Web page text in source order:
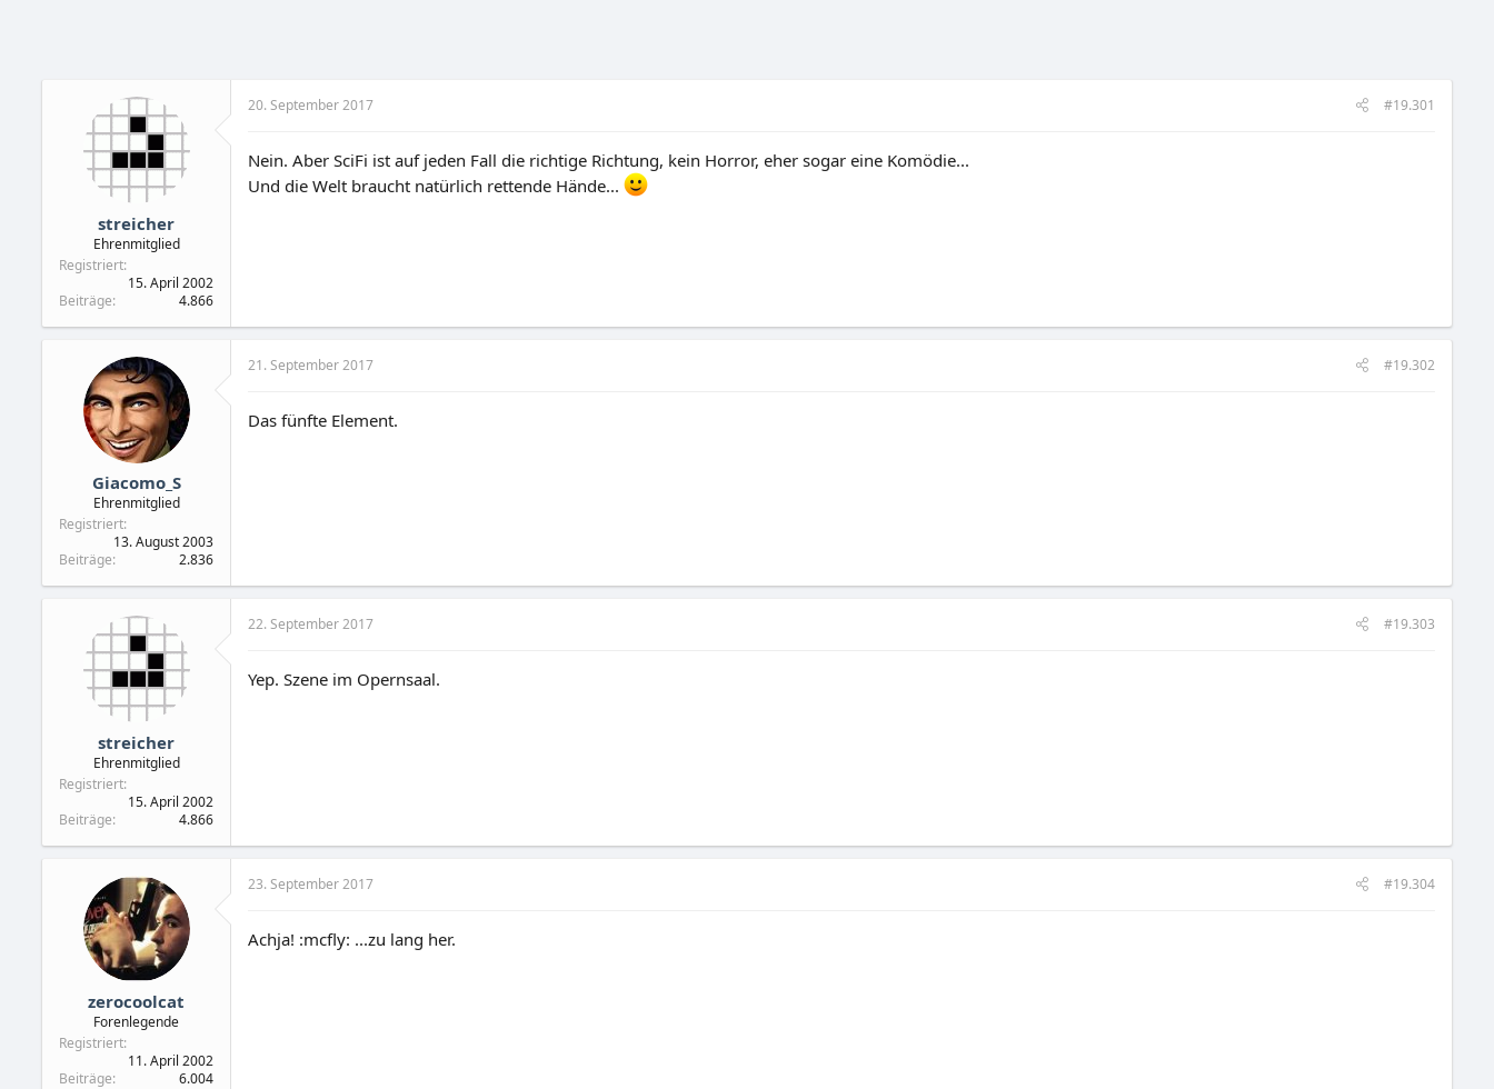
streicher
Ehrenmitglied
Registriert
15. April 2002
Beiträge
4.866
20. September 2017 #19.301
Nein. Aber SciFi ist auf jeden Fall die richtige Richtung, kein Horror, eher sogar eine Komödie...
Und die Welt braucht natürlich rettende Hände...
Giacomo_S
Ehrenmitglied
Registriert
13. August 2003
Beiträge
2.836
21. September 2017 #19.302
Das fünfte Element.
streicher
Ehrenmitglied
Registriert
15. April 2002
Beiträge
4.866
22. September 2017 #19.303
Yep. Szene im Opernsaal.
zerocoolcat
Forenlegende
Registriert
11. April 2002
Beiträge
6.004
23. September 2017 #19.304
Achja! :mcfly: ...zu lang her.